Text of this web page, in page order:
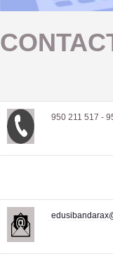
950 211 517 -